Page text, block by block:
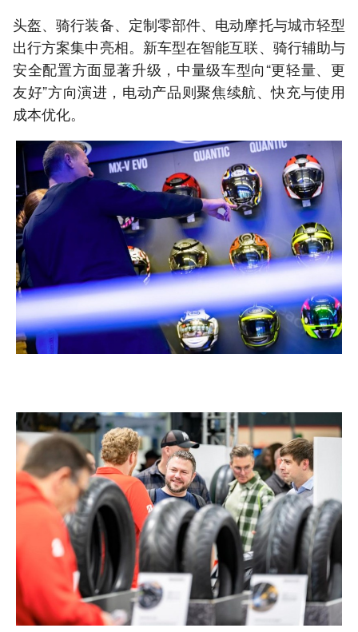
头盔、骑行装备、定制零部件、电动摩托与城市轻型
出行方案集中亮相。新车型在智能互联、骑行辅助与
安全配置方面显著升级，中量级车型向“更轻量、更
友好”方向演进，电动产品则聚焦续航、快充与使用
成本优化。